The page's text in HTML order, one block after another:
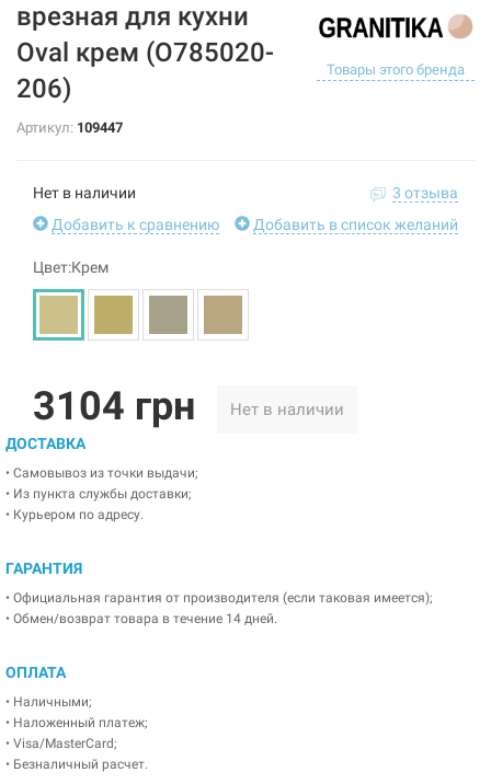
врезная для кухни
Oval крем (O785020-
206)
Товары этого бренда
Артикул: 109447
Нет в наличии
3 отзыва
Добавить к сравнению
Добавить в список желаний
Цвет:Крем
3104 грн Нет в наличии
ДОСТАВКА
• Самовывоз из точки выдачи;
• Из пункта службы доставки;
• Курьером по адресу.
ГАРАНТИЯ
• Официальная гарантия от производителя (если таковая имеется);
• Обмен/возврат товара в течение 14 дней.
ОПЛАТА
• Наличными;
• Наложенный платеж;
• Visa/MasterCard;
• Безналичный расчет.